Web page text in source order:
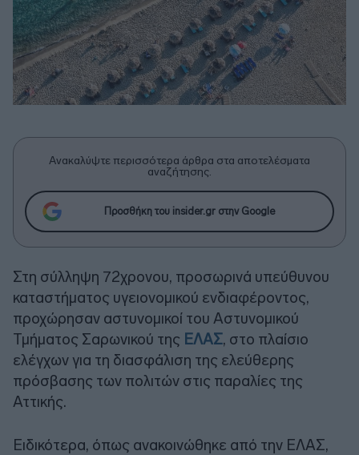
Ανακαλύψτε περισσότερα άρθρα στα αποτελέσματα
αναζήτησης.
Προσθήκη του insider.gr στην Google
Στη σύλληψη 72χρονου, προσωρινά υπεύθυνου
καταστήματος υγειονομικού ενδιαφέροντος,
προχώρησαν αστυνομικοί του Αστυνομικού
Τμήματος Σαρωνικού της ΕΛΑΣ, στο πλαίσιο
ελέγχων για τη διασφάλιση της ελεύθερης
πρόσβασης των πολιτών στις παραλίες της
Αττικής.
Ειδικότερα, όπως ανακοινώθηκε από την ΕΛΑΣ,